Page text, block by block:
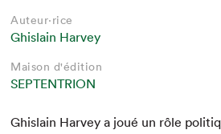
Auteur·rice
Ghislain Harvey
Maison d'édition
SEPTENTRION
Ghis­lain Har­vey a joué un rôle